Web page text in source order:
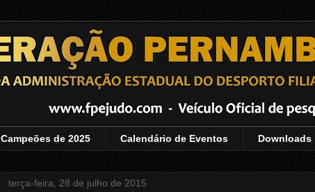
Campeões de 2025 Calendário de Eventos Downloads
terça-feira, 28 de julho de 2015